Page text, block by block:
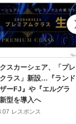
スカーシェア、「プレ
ラス」新設…『ランド
ーFJ』や『エルグラ
型を導入へ
レスポンス